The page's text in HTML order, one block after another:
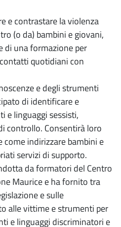
e contrastare la violenza
(o da) bambini e giovani,
di una formazione per
quotidiani con
e degli strumenti
di identificare e
e linguaggi sessisti,
controllo. Consentirà loro
come indirizzare bambini e
servizi di supporto.
da formatori del Centro
Maurice e ha fornito tra
e sulle
alle vittime e strumenti per
e linguaggi discriminatori e